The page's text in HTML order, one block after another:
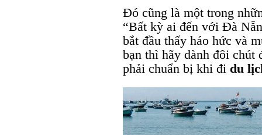
Đó cũng là một trong
“Bất kỳ ai đến với Đà
bắt đầu thấy háo hức và
bạn thì hãy dành đôi chút
phải chuẩn bị khi đi du